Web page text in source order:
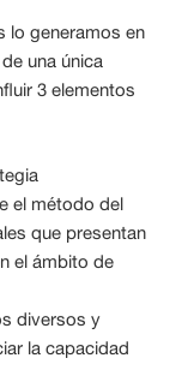
lo generamos en
una única
3 elementos
el método del
que presentan
el ámbito de
diversos y
la capacidad